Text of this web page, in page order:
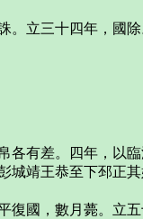
立三十四年，國除
有差。四年，以
靖王恭至下邳正其
國，數月薨。立五